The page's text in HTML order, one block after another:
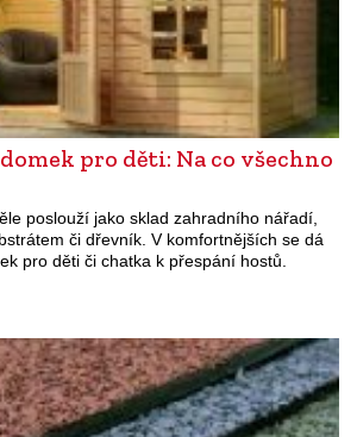
pro děti: Na co všechno
poslouží jako sklad zahradního nářadí,
či dřevník. V komfortnějších se dá
pro děti či chatka k přespání hostů.